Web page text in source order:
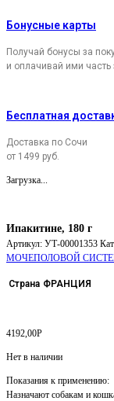
Бонусные карты
Получай бонусы за
и оплачивай ими часть
Бесплатная
Доставка по Сочи
от 1499 руб.
Загрузка...
Ипакитине, 180 г
Артикул: УТ-00001353
МОЧЕПОЛОВОЙ
Страна ФРАНЦИЯ
4192,00Р
Нет в наличии
Показания к применению:
Назначают собакам и